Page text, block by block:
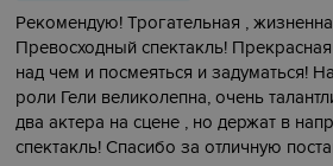
Рекомендую! Трогательная ,
Превосходный спектакль!
над чем и посмеяться и задуматься!
роли Гели великолепна, очень
два актера на сцене , но держат в
спектакль! Спасибо за отличную